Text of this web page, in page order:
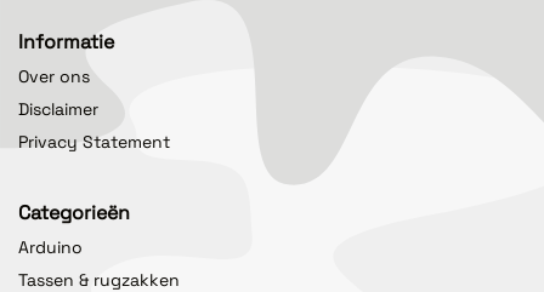
Informatie
Over ons
Disclaimer
Privacy Statement
Categorieën
Arduino
Tassen & rugzakken